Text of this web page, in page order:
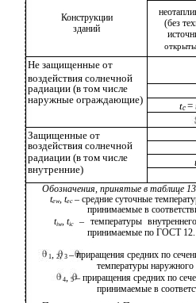
tiw, tic
Конструкции
(без
зданий
Не защищенные от
воздействия солнечной
радиации (в том числе
наружные ограждающие)
tc =
Защищенные от
воздействия солнечной
радиации (в том числе
внутренние)
Обозначения, принятые в таблице
tew, tec – средние суточные
принимаемые в
– температуры
принимаемые по ГОСТ
1, 2,3 – приращения средних по
температуры
4, 5– приращения средних по
принимаемые в